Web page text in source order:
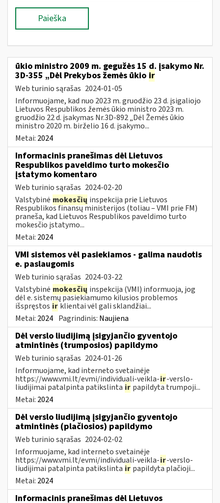
Paieška
ūkio ministro 2009 m. gegužės 15 d. įsakymo Nr.
3D-355 „Dėl Prekybos žemės ūkio ir
Web turinio sąrašas 2024-01-05
Informuojame, kad nuo 2023 m. gruodžio 23 d. įsigaliojo
Lietuvos Respublikos žemės ūkio ministro 2023 m.
gruodžio 22 d. įsakymas Nr.3D-892 „Dėl Žemės ūkio
ministro 2020 m. birželio 16 d. įsakymo...
Metai: 2024
Informacinis pranešimas dėl Lietuvos
Respublikos paveldimo turto mokesčio
įstatymo komentaro
Web turinio sąrašas 2024-02-20
Valstybinė mokesčių inspekcija prie Lietuvos
Respublikos finansų ministerijos (toliau – VMI prie FM)
praneša, kad Lietuvos Respublikos paveldimo turto
mokesčio įstatymo...
Metai: 2024
VMI sistemos vėl pasiekiamos - galima naudotis
e. paslaugomis
Web turinio sąrašas 2024-03-22
Valstybinė mokesčių inspekcija (VMI) informuoja, jog
dėl e. sistemų pasiekiamumo kilusios problemos
išspręstos ir klientai vėl gali sklandžiai...
Metai: 2024 Pagrindinis: Naujiena
Dėl verslo liudijimą įsigyjančio gyventojo
atmintinės (trumposios) papildymo
Web turinio sąrašas 2024-01-26
Informuojame, kad interneto svetainėje
https://www.vmi.lt/evmi/individuali-veikla-ir-verslo-
liudijimai patalpinta patikslinta ir papildyta trumpoji...
Metai: 2024
Dėl verslo liudijimą įsigyjančio gyventojo
atmintinės (plačiosios) papildymo
Web turinio sąrašas 2024-02-02
Informuojame, kad interneto svetainėje
https://www.vmi.lt/evmi/individuali-veikla-ir-verslo-
liudijimai patalpinta patikslinta ir papildyta plačioji...
Metai: 2024
Informacinis pranešimas dėl Lietuvos